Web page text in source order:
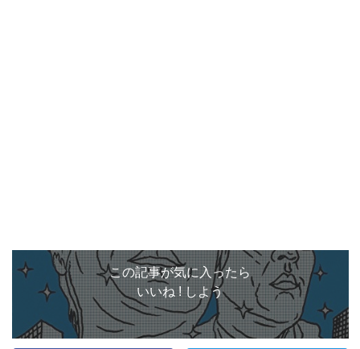
この記事が気に入ったら
いいね ! しよう